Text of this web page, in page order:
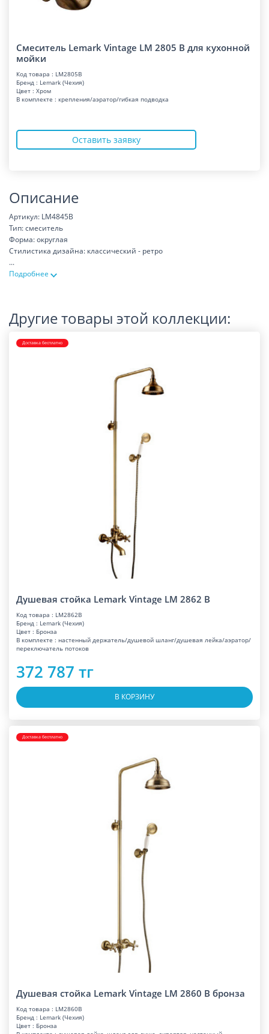
Смеситель Lemark Vintage LM 2805 B для кухонной
мойки
Код товара : LM2805B
Бренд : Lemark (Чехия)
Цвет : Хром
В комплекте : крепления/аэратор/гибкая подводка
Оставить заявку
Описание
Артикул: LM4845B
Тип: смеситель
Форма: округлая
Стилистика дизайна: классический - ретро
...
Подробнее
Другие товары этой коллекции:
Доставка бесплатно
Душевая стойка Lemark Vintage LM 2862 B
Код товара : LM2862B
Бренд : Lemark (Чехия)
Цвет : Бронза
В комплекте : настенный держатель/душевой шланг/душевая лейка/аэратор/
переключатель потоков
372 787 тг
В КОРЗИНУ
Доставка бесплатно
Душевая стойка Lemark Vintage LM 2860 B бронза
Код товара : LM2860B
Бренд : Lemark (Чехия)
Цвет : Бронза